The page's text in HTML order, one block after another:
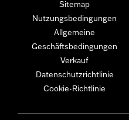
Sitemap
Nutzungsbedingungen
Allgemeine
Geschäftsbedingungen
Verkauf
Datenschutzrichtlinie
Cookie-Richtlinie